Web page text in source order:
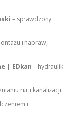
– sprawdzony
i napraw,
| EDkan – hydraulik
rur i kanalizacji.
i